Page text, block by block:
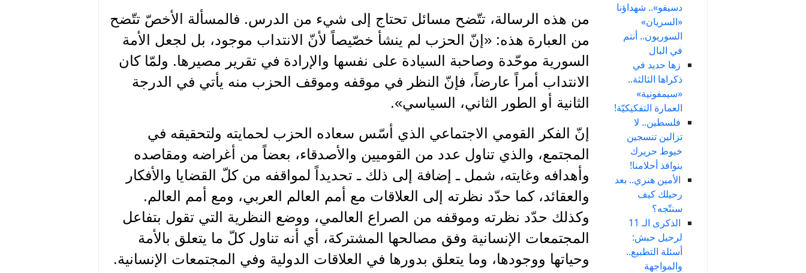
دسيفو».. شهداؤنا
«السريان»
السوريون.. أنتم
في البال
زها حديد في
ذكراها الثالثة..
«سيمفونية»
العمارة التفكيكيّة!
فلسطين.. لا
تزالين تنسجين
خيوط حريرك
بنوافذ أحلامنا!
الأمين هنري.. بعد
رحيلك كيف
سنتّجه؟
الذكرى الـ 11
لرحيل حبش:
أسئلة التطبيع..
والمواجهة
من هذه الرسالة، تتّضح مسائل تحتاج إلى شيء من الدرس. فالمسألة الأخصّ تتّضح
من العبارة هذه: «إنّ الحزب لم ينشأ خصّيصاً لأنّ الانتداب موجود، بل لجعل الأمة
السورية موحّدة وصاحبة السيادة على نفسها والإرادة في تقرير مصيرها. ولمّا كان
الانتداب أمراً عارضاً، فإنّ النظر في موقفه وموقف الحزب منه يأتي في الدرجة
الثانية أو الطور الثاني، السياسي».
إنّ الفكر القومي الاجتماعي الذي أسّس سعاده الحزب لحمايته ولتحقيقه في
المجتمع، والذي تناول عدد من القوميين والأصدقاء، بعضاً من أغراضه ومقاصده
وأهدافه وغايته، شمل ـ إضافة إلى ذلك ـ تحديداً لمواقفه من كلّ القضايا والأفكار
والعقائد، كما حدّد نظرته إلى العلاقات مع أمم العالم العربي، ومع أمم العالم.
وكذلك حدّد نظرته وموقفه من الصراع العالمي، ووضع النظرية التي تقول بتفاعل
المجتمعات الإنسانية وفق مصالحها المشتركة، أي أنه تناول كلّ ما يتعلق بالأمة
وحياتها ووجودها، وما يتعلق بدورها في العلاقات الدولية وفي المجتمعات الإنسانية.